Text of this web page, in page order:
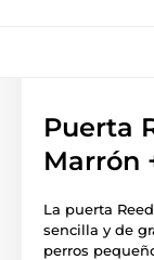
Puerta
Marrón
La puerta
sencilla y de
perros